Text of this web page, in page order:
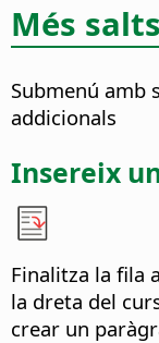
Més salts
Submenú amb
addicionals
Insereix
Finalitza la fila
la dreta del
crear un